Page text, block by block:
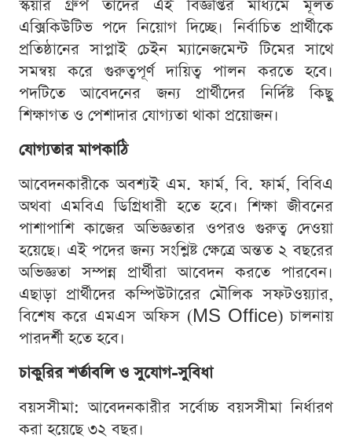
স্কয়ার গ্রুপ তাদের এই বিজ্ঞপ্তির মাধ্যমে মূলত
এক্সিকিউটিভ পদে নিয়োগ দিচ্ছে। নির্বাচিত প্রার্থীকে
প্রতিষ্ঠানের সাপ্লাই চেইন ম্যানেজমেন্ট টিমের সাথে
সমন্বয় করে গুরুত্বপূর্ণ দায়িত্ব পালন করতে হবে।
পদটিতে আবেদনের জন্য প্রার্থীদের নির্দিষ্ট কিছু
শিক্ষাগত ও পেশাদার যোগ্যতা থাকা প্রয়োজন।
যোগ্যতার মাপকাঠি
আবেদনকারীকে অবশ্যই এম. ফার্ম, বি. ফার্ম, বিবিএ
অথবা এমবিএ ডিগ্রিধারী হতে হবে। শিক্ষা জীবনের
পাশাপাশি কাজের অভিজ্ঞতার ওপরও গুরুত্ব দেওয়া
হয়েছে। এই পদের জন্য সংশ্লিষ্ট ক্ষেত্রে অন্তত ২ বছরের
অভিজ্ঞতা সম্পন্ন প্রার্থীরা আবেদন করতে পারবেন।
এছাড়া প্রার্থীদের কম্পিউটারের মৌলিক সফটওয়্যার,
বিশেষ করে এমএস অফিস (MS Office) চালনায়
পারদর্শী হতে হবে।
চাকুরির শর্তাবলি ও সুযোগ-সুবিধা
বয়সসীমা: আবেদনকারীর সর্বোচ্চ বয়সসীমা নির্ধারণ
করা হয়েছে ৩২ বছর।